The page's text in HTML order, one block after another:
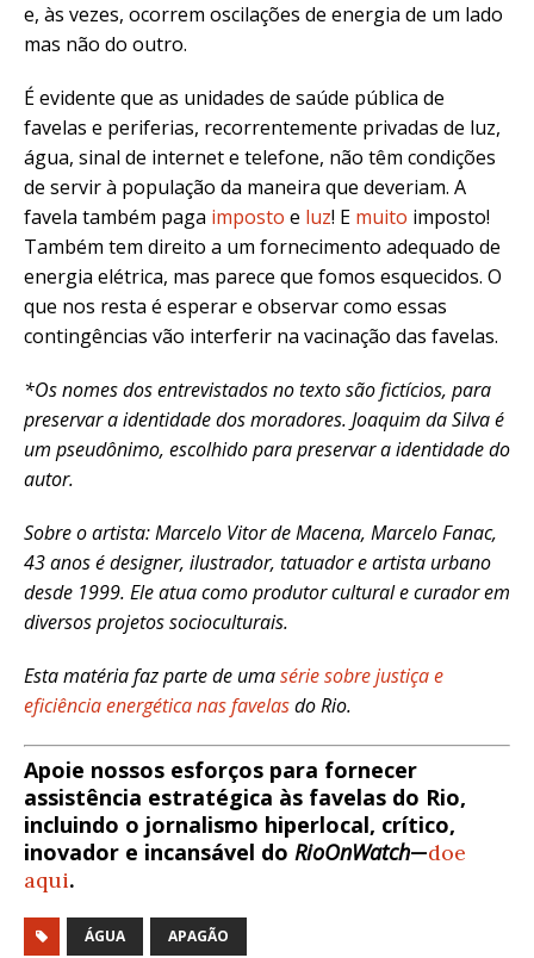
e, às vezes, ocorrem oscilações de energia de um lado
mas não do outro.
É evidente que as unidades de saúde pública de
favelas e periferias, recorrentemente privadas de luz,
água, sinal de internet e telefone, não têm condições
de servir à população da maneira que deveriam. A
favela também paga imposto e luz! E muito imposto!
Também tem direito a um fornecimento adequado de
energia elétrica, mas parece que fomos esquecidos. O
que nos resta é esperar e observar como essas
contingências vão interferir na vacinação das favelas.
*Os nomesdos entrevistados no texto são fictícios, para
preservar a identidade dos moradores. Joaquim da Silva é
um pseudônimo, escolhido para preservar a identidade do
autor.
Sobre o artista: Marcelo Vitor de Macena, Marcelo Fanac,
43 anos é designer, ilustrador, tatuador e artista urbano
desde 1999. Ele atua como produtor cultural e curador em
diversos projetos socioculturais.
Esta matéria faz parte de umasérie sobre justiça e
eficiência energética nas favelasdo Rio.
Apoie nossos esforços para fornecer
assistência estratégica às favelas do Rio,
incluindo o jornalismo hiperlocal, crítico,
inovador e incansável do RioOnWatch—doe
aqui.
ÁGUA APAGÃO